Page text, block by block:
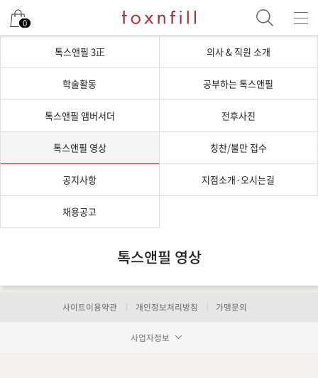
0
톡스앤필 3正 의사 & 직원 소개
학술활동 공부하는 톡스앤필
톡스앤필 앰버서더 전후사진
톡스앤필 영상 칭찬/불만 접수
공지사항 지점소개·오시는길
채용공고
톡스앤필 영상
사이트이용약관 개인정보처리방침 가맹문의
사업자정보